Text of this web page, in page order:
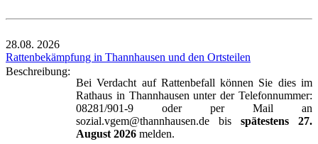
28.08. 2026
Rattenbekämpfung in Thannhausen und den Ortsteilen
Beschreibung:
Bei Verdacht auf Rattenbefall können Sie dies im
Rathaus in Thannhausen unter der Telefonnummer:
08281/901-9 oder per Mail an
sozial.vgem@thannhausen.de bis spätestens 27.
August 2026 melden.